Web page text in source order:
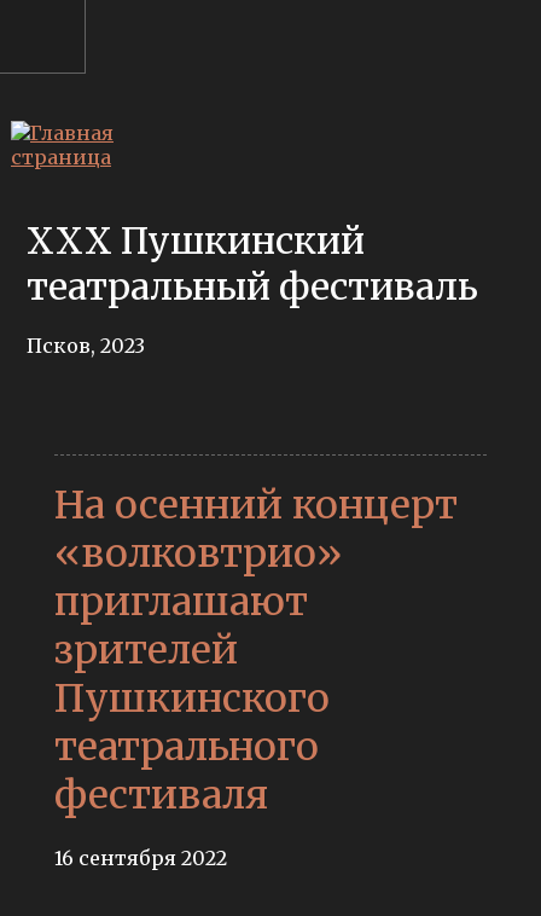
XXX Пушкинский
театральный фестиваль
Псков, 2023
На осенний концерт
«волковтрио»
приглашают
зрителей
Пушкинского
театрального
фестиваля
16 сентября 2022